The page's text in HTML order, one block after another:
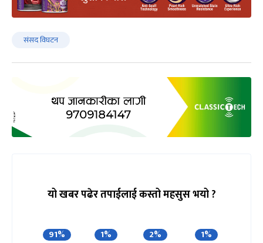
संसद विघटन
यो खबर पढेर तपाईलाई कस्तो महसुस भयो ?
91% 1% 2% 1%